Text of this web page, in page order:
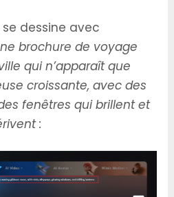
se dessine avec
brochure de voyage
qui n’apparaît que
croissante, avec des
fenêtres qui brillent et
: